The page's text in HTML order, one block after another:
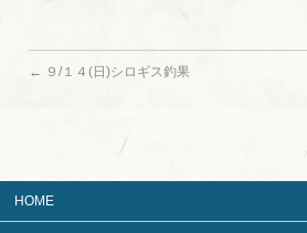
← ９/１４(日)シロギス釣果
HOME